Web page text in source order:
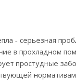
- серьезная
в прохладном
простудные